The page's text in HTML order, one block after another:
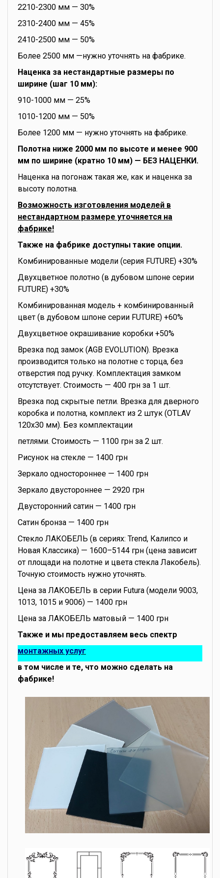
2210-2300 мм — 30%
2310-2400 мм — 45%
2410-2500 мм — 50%
Более 2500 мм —нужно уточнять на фабрике.
Наценка за нестандартные размеры по
ширине (шаг 10 мм):
910-1000 мм — 25%
1010-1200 мм — 50%
Более 1200 мм — нужно уточнять на фабрике.
Полотна ниже 2000 мм по высоте и менее 900
мм по ширине (кратно 10 мм) — БЕЗ НАЦЕНКИ.
Наценка на погонаж такая же, как и наценка за
высоту полотна.
Возможность изготовления моделей в
нестандартном размере уточняется на
фабрике!
Также на фабрике доступны такие опции.
Комбинированные модели (серия FUTURE) +30%
Двухцветное полотно (в дубовом шпоне серии
FUTURE) +30%
Комбинированная модель + комбинированный
цвет (в дубовом шпоне серии FUTURE) +60%
Двухцветное окрашивание коробки +50%
Врезка под замок (AGB EVOLUTION). Врезка
производится только на полотне с торца, без
отверстия под ручку. Комплектация замком
отсутствует. Стоимость — 400 грн за 1 шт.
Врезка под скрытые петли. Врезка для дверного
коробка и полотна, комплект из 2 штук (OTLAV
120x30 мм). Без комплектации
петлями. Стоимость — 1100 грн за 2 шт.
Рисунок на стекле — 1400 грн
Зеркало одностороннее — 1400 грн
Зеркало двустороннее — 2920 грн
Двусторонний сатин — 1400 грн
Сатин бронза — 1400 грн
Стекло ЛАКОБЕЛЬ (в сериях: Trend, Калипсо и
Новая Классика) — 1600–5144 грн (цена зависит
от площади на полотне и цвета стекла Лакобель).
Точную стоимость нужно уточнять.
Цена за ЛАКОБЕЛЬ в серии Futura (модели 9003,
1013, 1015 и 9006) — 1400 грн
Цена за ЛАКОБЕЛЬ матовый — 1400 грн
Также и мы предоставляем весь спектр
монтажных услуг
в том числе и те, что можно сделать на
фабрике!